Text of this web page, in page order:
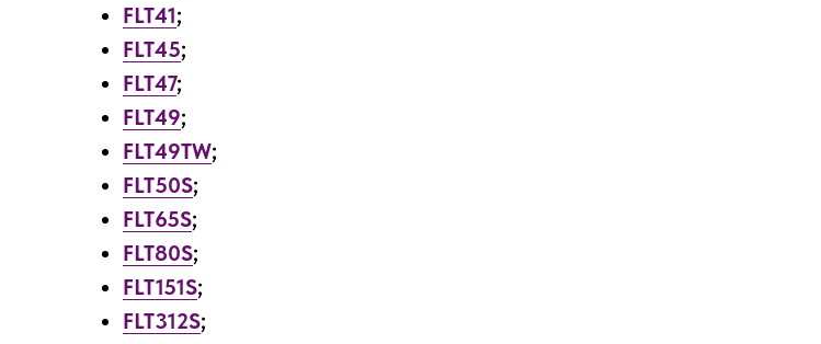
FLT41;
FLT45;
FLT47;
FLT49;
FLT49TW;
FLT50S;
FLT65S;
FLT80S;
FLT151S;
FLT312S;